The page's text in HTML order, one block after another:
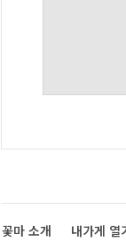
꽃마 소개 내가게 열